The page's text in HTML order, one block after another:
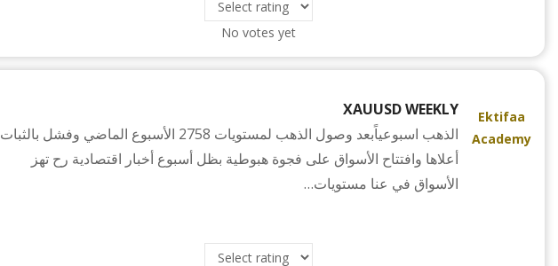
No votes yet
Ektifaa
Academy
XAUUSD WEEKLY
الذهب اسبوعياًبعد وصول الذهب لمستويات 2758 الأسبوع الماضي وفشل بالثبات
أعلاها وافتتاح الأسواق على فجوة هبوطية بظل أسبوع أخبار اقتصادية رح تهز
الأسواق في عنا مستويات…